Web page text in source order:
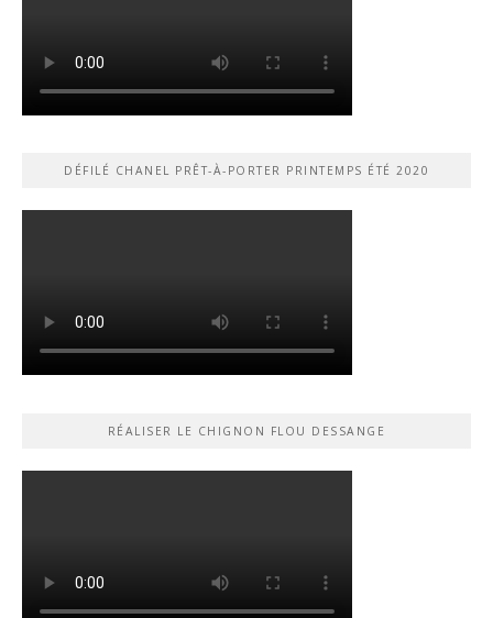
DÉFILÉ CHANEL PRÊT-À-PORTER PRINTEMPS ÉTÉ 2020
RÉALISER LE CHIGNON FLOU DESSANGE